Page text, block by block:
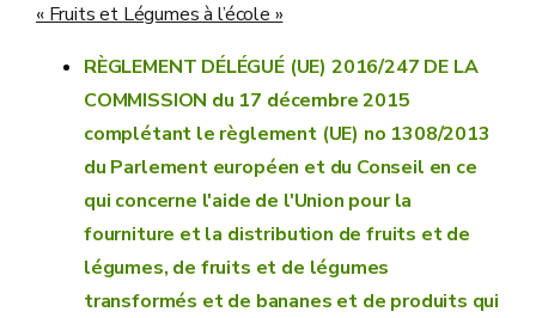
« Fruits et Légumes à l’école »
RÈGLEMENT DÉLÉGUÉ (UE) 2016/247 DE LA
COMMISSION du 17 décembre 2015
complétant le règlement (UE) no 1308/2013
du Parlement européen et du Conseil en ce
qui concerne l'aide de l'Union pour la
fourniture et la distribution de fruits et de
légumes, de fruits et de légumes
transformés et de bananes et de produits qui